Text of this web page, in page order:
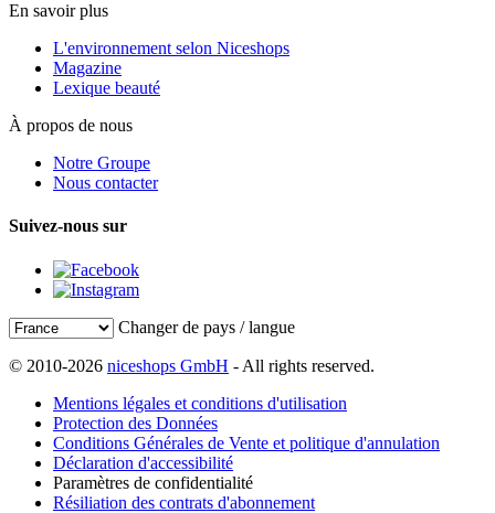
En savoir plus
L'environnement selon Niceshops
Magazine
Lexique beauté
À propos de nous
Notre Groupe
Nous contacter
Suivez-nous sur
Changer de pays / langue
© 2010-2026 niceshops GmbH - All rights reserved.
Mentions légales et conditions d'utilisation
Protection des Données
Conditions Générales de Vente et politique d'annulation
Déclaration d'accessibilité
Paramètres de confidentialité
Résiliation des contrats d'abonnement